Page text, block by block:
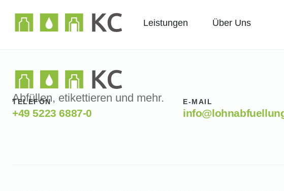
Leistungen Über Uns
Abfüllen, etikettieren und mehr.
TELEFON
+49 5223 6887-0
E-MAIL